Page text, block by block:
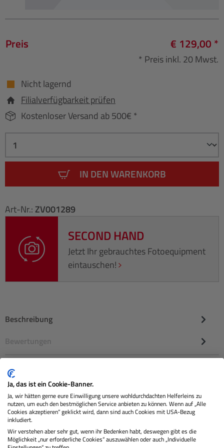
Preis € 129,00 *
* Preis inkl. 20 Mwst.
Nicht lagernd
Filialverfügbarkeit prüfen
Kostenloser Versand ab 500€ *
IN DEN WARENKORB
Art-Nr.: ZV001289
SECOND HAND
Jetzt Ihr gebrauchtes Fotoequipment
eintauschen!
Beschreibung
Bewertungen
Sie erhalten von uns:
Ja, das ist ein Cookie-Banner.
Ja, wir hätten gerne eure Einwilligung unsere wohldurchdachten Helferleins zu
nutzen, um euch den bestmöglichen Service anbieten zu können. Wenn auf „Alle
Cookies akzeptieren“ geklickt wird, dann sind auch Cookies mit USA-Bezug
inkludiert.
Wir verstehen aber sehr gut, wenn ihr Bedenken habt, deswegen gibt es die
Möglichkeit „nur erforderliche Cookies“ auszuwählen oder auch „Individuelle